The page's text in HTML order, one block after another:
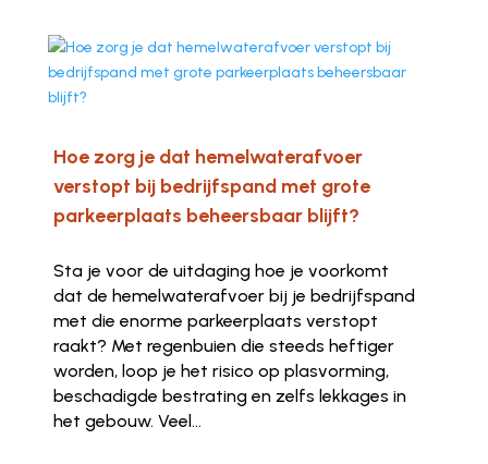
Hoe zorg je dat hemelwaterafvoer
verstopt bij bedrijfspand met grote
parkeerplaats beheersbaar blijft?
Sta je voor de uitdaging hoe je voorkomt
dat de hemelwaterafvoer bij je bedrijfspand
met die enorme parkeerplaats verstopt
raakt? Met regenbuien die steeds heftiger
worden, loop je het risico op plasvorming,
beschadigde bestrating en zelfs lekkages in
het gebouw. Veel...